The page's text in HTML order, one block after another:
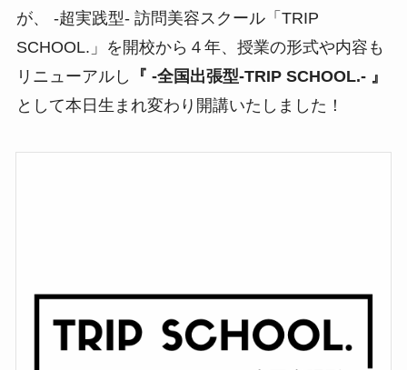
が、 -超実践型- 訪問美容スクール「TRIP
SCHOOL.」を開校から４年、授業の形式や内容も
リニューアルし
『 -全国出張型-TRIP SCHOOL.- 』
として本日生まれ変わり開講いたしました！